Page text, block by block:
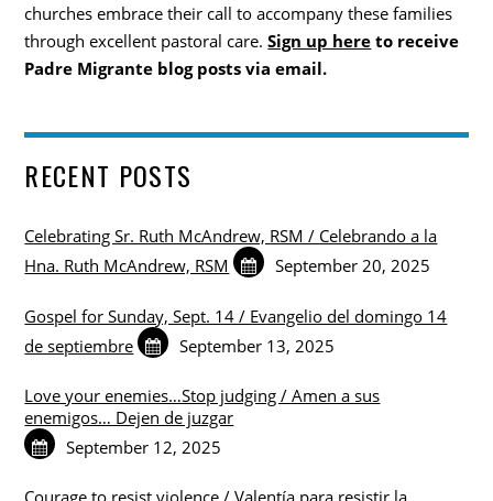
churches embrace their call to accompany these families
through excellent pastoral care. Sign up here to receive
Padre Migrante blog posts via email.
RECENT POSTS
Celebrating Sr. Ruth McAndrew, RSM / Celebrando a la
Hna. Ruth McAndrew, RSM
September 20, 2025
Gospel for Sunday, Sept. 14 / Evangelio del domingo 14
de septiembre
September 13, 2025
Love your enemies…Stop judging / Amen a sus
enemigos… Dejen de juzgar
September 12, 2025